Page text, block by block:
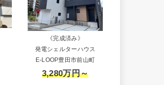
《完成済み》
発電シェルターハウス
E-LOOP豊田市前山町
3,280万円～